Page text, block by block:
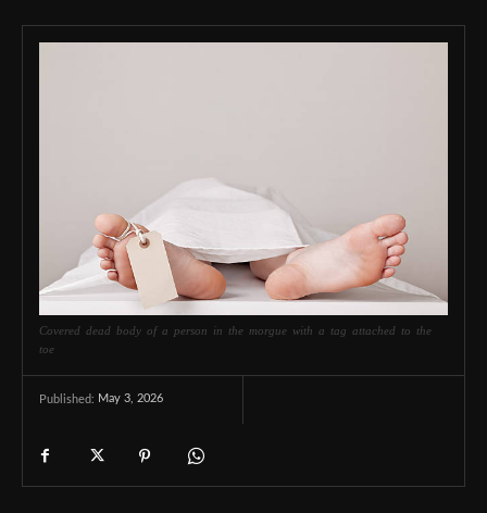
Covered dead body of a person in the morgue with a tag attached to the
toe
Published: May 3, 2026